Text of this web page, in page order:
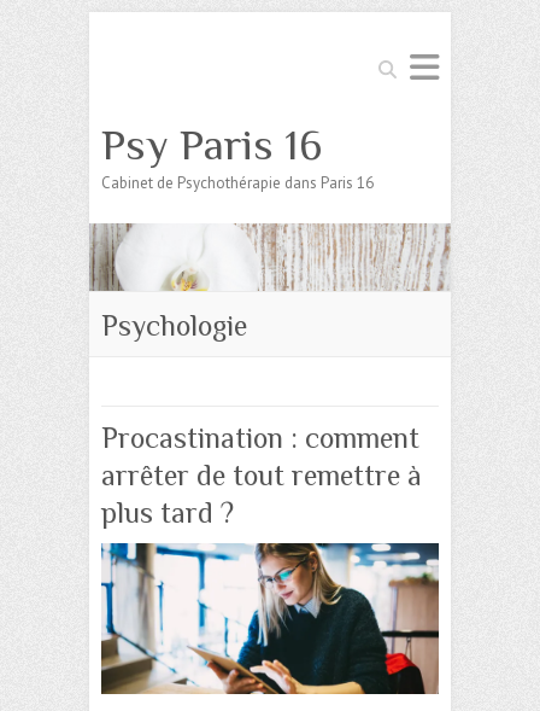
Search
Psy Paris 16
Cabinet de Psychothérapie dans Paris 16
Psychologie
Procastination : comment
arrêter de tout remettre à
plus tard ?